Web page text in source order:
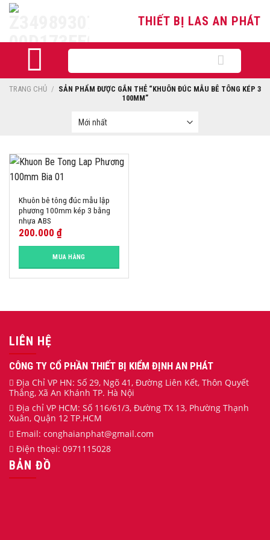
Skip
THIẾT BỊ LAS AN PHÁT
kiếm:
TRANG CHỦ / SẢN PHẨM ĐƯỢC GẮN THẺ “KHUÔN ĐÚC MẪU BÊ TÔNG KÉP 3
100MM”
Khuôn bê tông đúc mẫu lập
phương 100mm kép 3 bằng
nhựa ABS
200.000 ₫
MUA HÀNG
LIÊN HỆ
CÔNG TY CỔ PHẦN THIẾT BỊ KIỂM ĐỊNH AN PHÁT
Địa Chỉ VP HN: Số 29, Ngõ 41, Đường Liên Kết, Thôn Quyết
Thắng, Xã An Khánh TP. Hà Nội
Địa chỉ VP HCM: Số 116/61/3, Đường TX 13, Phường Thạnh
Xuân, Quận 12 TP.HCM
Email: conghaianphat@gmail.com
Điện thoại: 0971115028
BẢN ĐỒ